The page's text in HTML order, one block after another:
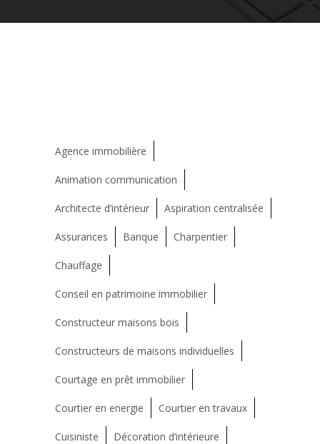
Agence immobilière
Animation communication
Architecte d’intérieur Aspiration centralisée
Assurances Banque Charpentier
Chauffage
Conseil en patrimoine immobilier
Constructeur maisons bois
Constructeurs de maisons individuelles
Courtage en prêt immobilier
Courtier en energie Courtier en travaux
Cuisiniste Décoration d’intérieure